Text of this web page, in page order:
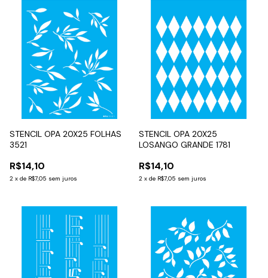
STENCIL OPA 20X25 FOLHAS
3521
R$14,10
2 x de R$7,05 sem juros
STENCIL OPA 20X25
LOSANGO GRANDE 1781
R$14,10
2 x de R$7,05 sem juros